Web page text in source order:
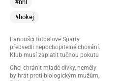
#nhl
#hokej
Fanoušci fotbalové Sparty
předvedli nepochopitelné chování.
Klub musí zaplatit tučnou pokutu
Chci chránit mladé dívky, neměly
by hrát proti biologickým mužům,